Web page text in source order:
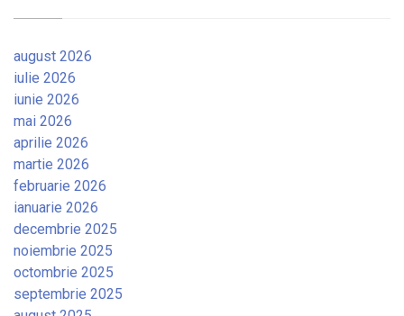
august 2026
iulie 2026
iunie 2026
mai 2026
aprilie 2026
martie 2026
februarie 2026
ianuarie 2026
decembrie 2025
noiembrie 2025
octombrie 2025
septembrie 2025